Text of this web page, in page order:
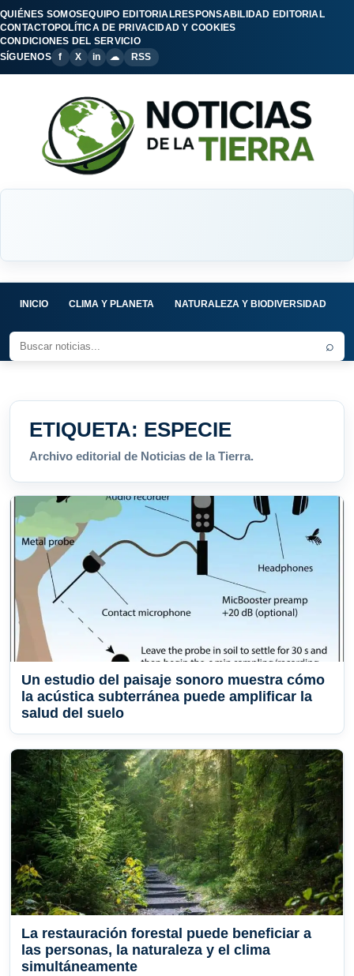
QUIÉNES SOMOSEQUIPO EDITORIALRESPONSABILIDAD EDITORIAL
CONTACTOPOLÍTICA DE PRIVACIDAD Y COOKIES
CONDICIONES DEL SERVICIO
SÍGUENOS
f X in ☁ RSS
INICIO CLIMA Y PLANETA NATURALEZA Y BIODIVERSIDAD
⌕
ETIQUETA: ESPECIE
Archivo editorial de Noticias de la Tierra.
Un estudio del paisaje sonoro muestra cómo
la acústica subterránea puede amplificar la
salud del suelo
La restauración forestal puede beneficiar a
las personas, la naturaleza y el clima
simultáneamente